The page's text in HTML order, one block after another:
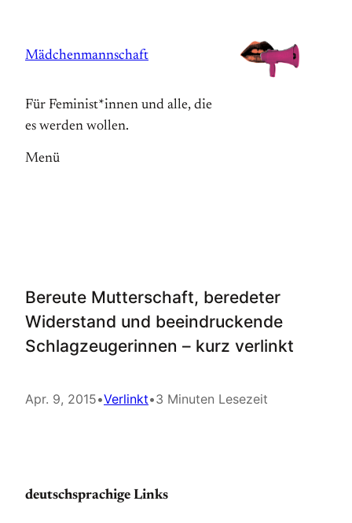
springen
Mädchenmannschaft
Für Feminist*innen und alle, die
es werden wollen.
Menü
Bereute Mutterschaft, beredeter
Widerstand und beeindruckende
Schlagzeugerinnen – kurz verlinkt
Apr. 9, 2015•Verlinkt•3 Minuten Lesezeit
deutschsprachige Links